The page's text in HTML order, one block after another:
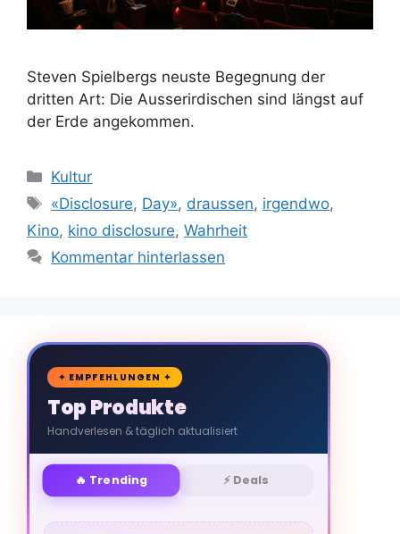
Steven Spielbergs neuste Begegnung der
dritten Art: Die Ausserirdischen sind längst auf
der Erde angekommen.
Kategorien
Kultur
Schlagwörter
«Disclosure, Day», draussen, irgendwo,
Kino, kino disclosure, Wahrheit
Kommentar hinterlassen
🛒
✦ EMPFEHLUNGEN ✦
Top Produkte
Handverlesen & täglich aktualisiert
🔥 Trending ⚡ Deals